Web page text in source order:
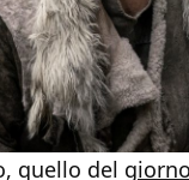
quello del